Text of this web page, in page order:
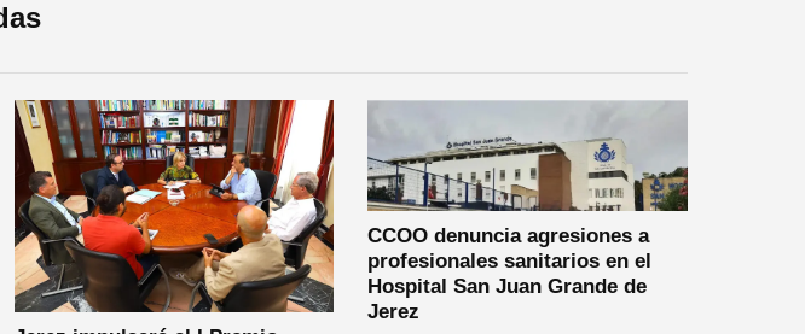
CCOO denuncia agresiones a
profesionales sanitarios en el
Hospital San Juan Grande de
Jerez